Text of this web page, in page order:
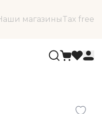
магазиныTax free